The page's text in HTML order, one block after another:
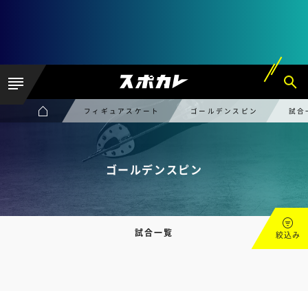
フィギュアスケート ゴールデンスピン 試合
ゴールデンスピン
試合一覧 絞込み